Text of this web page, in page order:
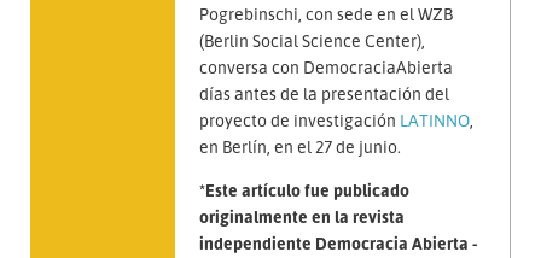
Pogrebinschi, con sede en el WZB
(Berlin Social Science Center),
conversa con DemocraciaAbierta
días antes de la presentación del
proyecto de investigación LATINNO
en Berlín, en el 27 de junio.
*Este artículo fue publicado
originalmente en la revista
independiente Democracia Abierta -